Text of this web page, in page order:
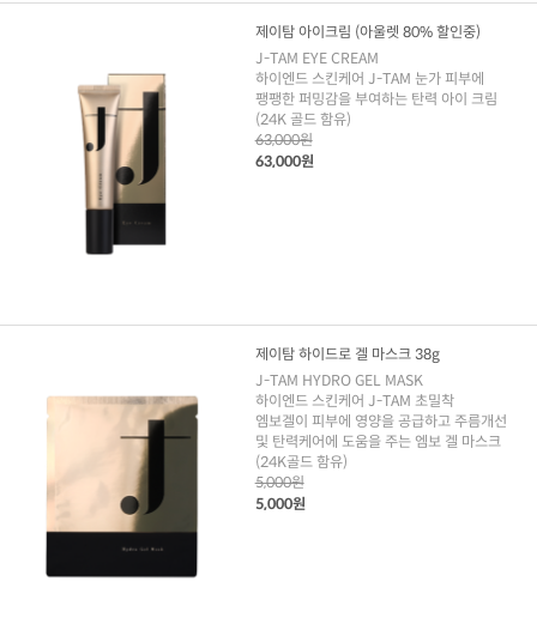
제이탐 아이크림 (아울렛 80% 할인중)
J-TAM EYE CREAM
하이엔드 스킨케어 J-TAM 눈가 피부에
팽팽한 퍼밍감을 부여하는 탄력 아이 크림
(24K 골드 함유)
63,000원
63,000원
제이탐 하이드로 겔 마스크 38g
J-TAM HYDRO GEL MASK
하이엔드 스킨케어 J-TAM 초밀착
엠보겔이 피부에 영양을 공급하고 주름개선
및 탄력케어에 도움을 주는 엠보 겔 마스크
(24K골드 함유)
5,000원
5,000원